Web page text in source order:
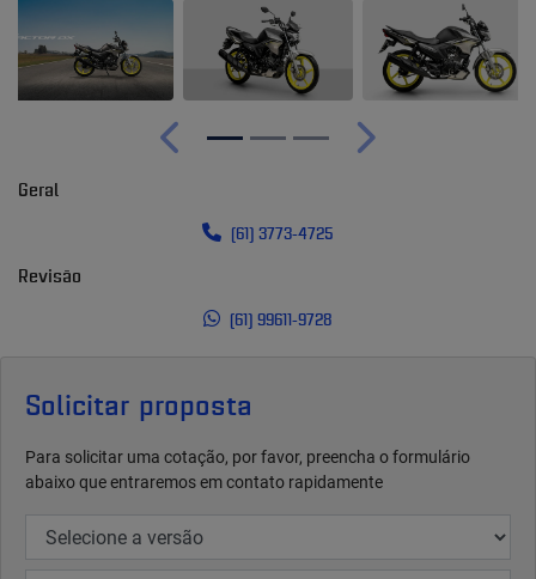
Solicitar proposta
Para solicitar uma cotação, por favor, preencha o formulário
abaixo que entraremos em contato rapidamente
Anterior Próximo
Geral
(61) 3773-4725
Revisão
(61) 99611-9728